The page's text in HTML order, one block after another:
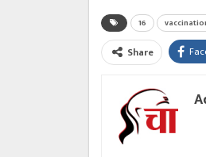
16
Share